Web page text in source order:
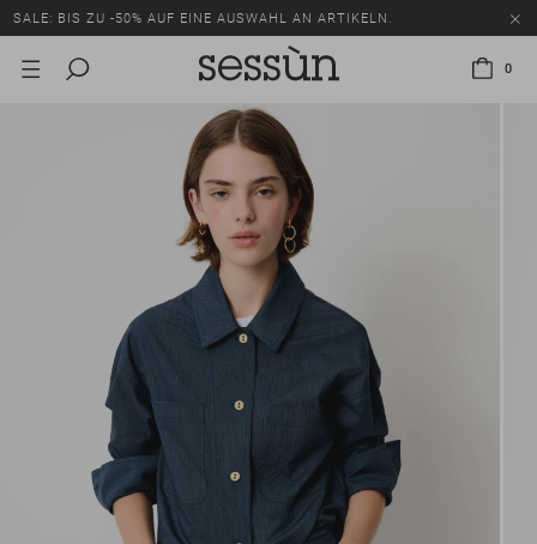
SALE: BIS ZU -50% AUF EINE AUSWAHL AN ARTIKELN.
0